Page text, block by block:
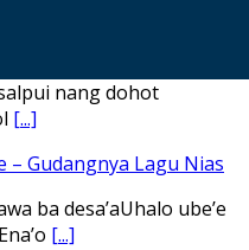
nang dohot
[...]
– Gudangnya Lagu Nias